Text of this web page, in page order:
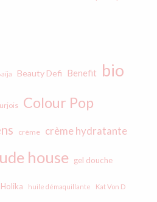
Beauty Defi Benefit bio
Colour Pop
crème crème hydratante
house gel douche
huile démaquillante Kat Von D